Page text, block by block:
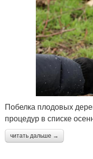
Побелка плодовых
процедур в списке
читать дальше →